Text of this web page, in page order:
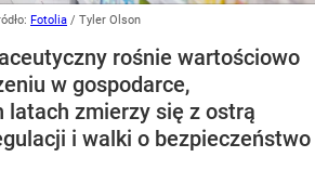
Fotolia / Tyler Olson
rośnie wartościowo
w gospodarce,
latach zmierzy się z ostrą
i walki o bezpieczeństwo